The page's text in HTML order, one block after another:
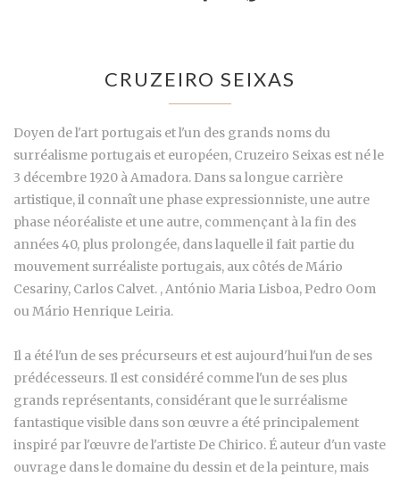
CRUZEIRO SEIXAS
Doyen de l'art portugais et l'un des grands noms du
surréalisme portugais et européen, Cruzeiro Seixas est né le
3 décembre 1920 à Amadora. Dans sa longue carrière
artistique, il connaît une phase expressionniste, une autre
phase néoréaliste et une autre, commençant à la fin des
années 40, plus prolongée, dans laquelle il fait partie du
mouvement surréaliste portugais, aux côtés de Mário
Cesariny, Carlos Calvet. , António Maria Lisboa, Pedro Oom
ou Mário Henrique Leiria.
Il a été l'un de ses précurseurs et est aujourd'hui l'un de ses
prédécesseurs. Il est considéré comme l'un de ses plus
grands représentants, considérant que le surréalisme
fantastique visible dans son œuvre a été principalement
inspiré par l'œuvre de l'artiste De Chirico. É auteur d'un vaste
ouvrage dans le domaine du dessin et de la peinture, mais